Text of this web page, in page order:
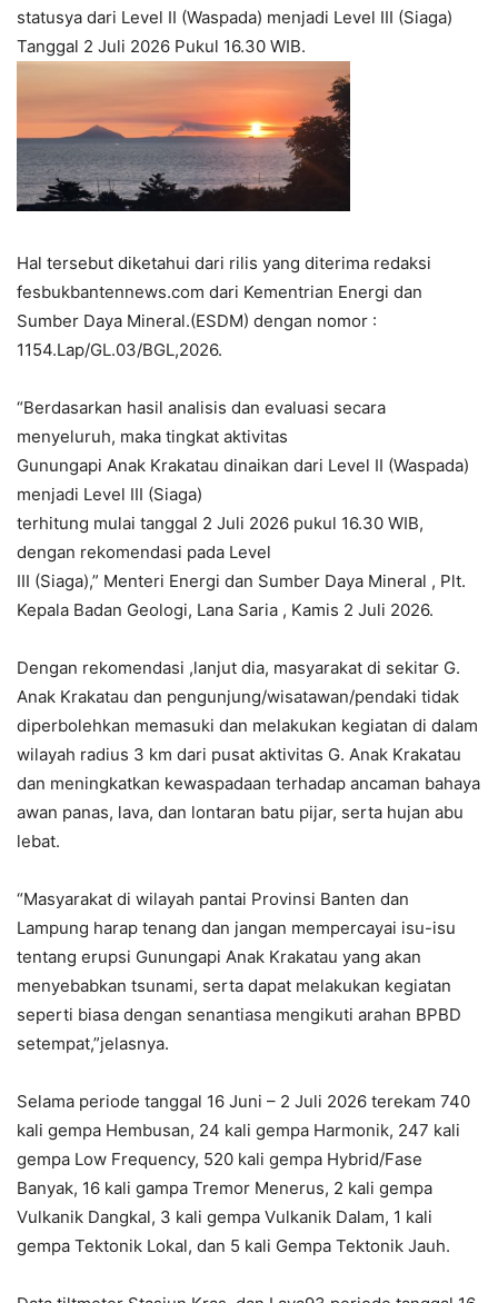
statusya dari Level II (Waspada) menjadi Level III (Siaga)
Tanggal 2 Juli 2026 Pukul 16.30 WIB.
Hal tersebut diketahui dari rilis yang diterima redaksi
fesbukbantennews.com dari Kementrian Energi dan
Sumber Daya Mineral.(ESDM) dengan nomor :
1154.Lap/GL.03/BGL,2026.
“Berdasarkan hasil analisis dan evaluasi secara
menyeluruh, maka tingkat aktivitas
Gunungapi Anak Krakatau dinaikan dari Level II (Waspada)
menjadi Level III (Siaga)
terhitung mulai tanggal 2 Juli 2026 pukul 16.30 WIB,
dengan rekomendasi pada Level
III (Siaga),” Menteri Energi dan Sumber Daya Mineral , Plt.
Kepala Badan Geologi, Lana Saria , Kamis 2 Juli 2026.
Dengan rekomendasi ,lanjut dia, masyarakat di sekitar G.
Anak Krakatau dan pengunjung/wisatawan/pendaki tidak
diperbolehkan memasuki dan melakukan kegiatan di dalam
wilayah radius 3 km dari pusat aktivitas G. Anak Krakatau
dan meningkatkan kewaspadaan terhadap ancaman bahaya
awan panas, lava, dan lontaran batu pijar, serta hujan abu
lebat.
“Masyarakat di wilayah pantai Provinsi Banten dan
Lampung harap tenang dan jangan mempercayai isu-isu
tentang erupsi Gunungapi Anak Krakatau yang akan
menyebabkan tsunami, serta dapat melakukan kegiatan
seperti biasa dengan senantiasa mengikuti arahan BPBD
setempat,”jelasnya.
Selama periode tanggal 16 Juni – 2 Juli 2026 terekam 740
kali gempa Hembusan, 24 kali gempa Harmonik, 247 kali
gempa Low Frequency, 520 kali gempa Hybrid/Fase
Banyak, 16 kali gampa Tremor Menerus, 2 kali gempa
Vulkanik Dangkal, 3 kali gempa Vulkanik Dalam, 1 kali
gempa Tektonik Lokal, dan 5 kali Gempa Tektonik Jauh.